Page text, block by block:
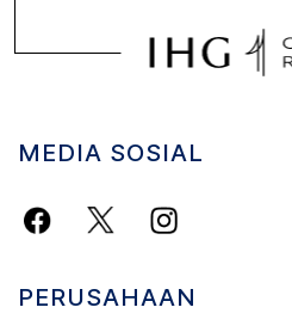
MEDIA SOSIAL
PERUSAHAAN